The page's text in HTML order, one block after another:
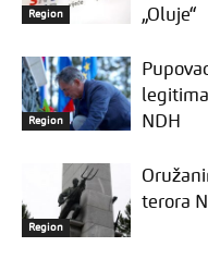
Region
„Oluje“
Region
NDH
Region
terora